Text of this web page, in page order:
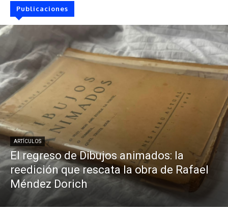
Publicaciones
ARTÍCULOS
El regreso de Dibujos animados: la
reedición que rescata la obra de Rafael
Méndez Dorich